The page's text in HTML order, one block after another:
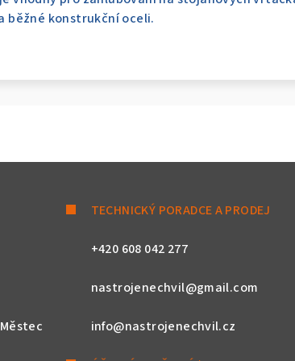
běžné konstrukční oceli.
TECHNICKÝ PORADCE A PRODEJ
+420 608 042 277
nastrojenechvil@gmail.com
info@nastrojenechvil.cz